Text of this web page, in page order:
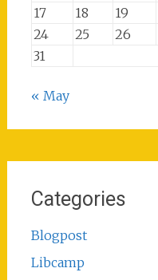
17
18 19
24
25 26
31
« May
Categories
Blogpost
Libcamp